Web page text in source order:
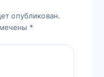
опубликован.
*